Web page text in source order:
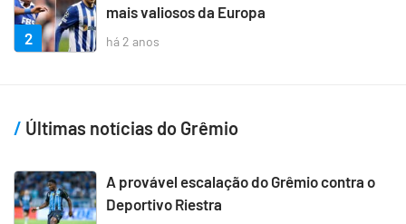
2
mais valiosos da Europa
há 2 anos
Últimas notícias do Grêmio
A provável escalação do Grêmio contra o
Deportivo Riestra